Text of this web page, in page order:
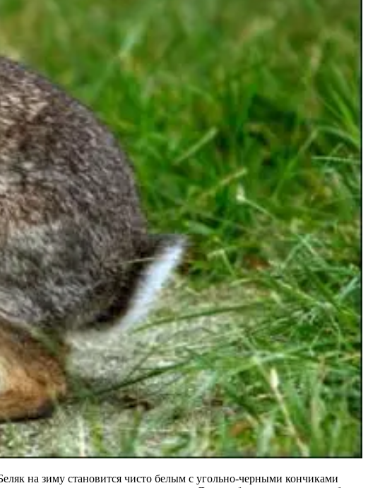
на зиму становится чисто белым с угольно-черными кончиками